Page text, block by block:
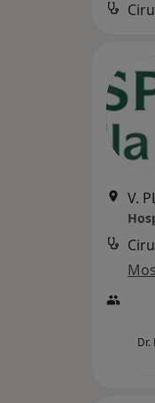
Dr.